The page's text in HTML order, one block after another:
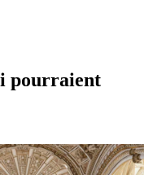
pourraient